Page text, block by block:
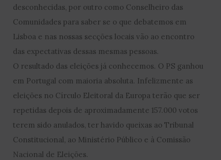
desconhecidas, por outro como Conselheiro das
Comunidades para saber se o que debatemos em
Lisboa e nas nossas secções locais vão ao encontro
das expectativas dessas mesmas pessoas.
O resultado das eleições já conhecemos. O PS ganhou
em Portugal com maioria absoluta. Infelizmente as
eleições no Círculo Eleitoral da Europa terão que ser
repetidas depois de aproximadamente 157.000 votos
terem sido anulados, ter havido queixas ao Tribunal
Constitucional, ao Ministério Público e à Comissão
Nacional de Eleições.